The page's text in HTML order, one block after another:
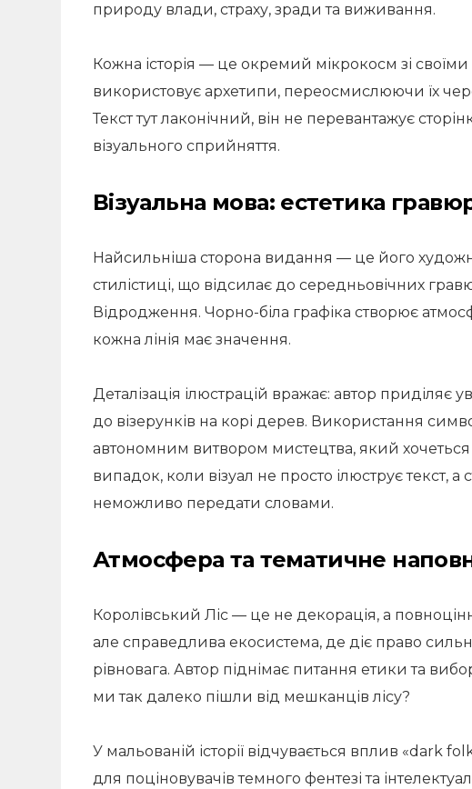
природу влади, страху, зради та виживання.
Кожна історія — це окремий мікрокосм зі
використовує архетипи, переосмислюючи їх
Текст тут лаконічний, він не перевантажує
візуального сприйняття.
Візуальна мова: естетика
Найсильніша сторона видання — це його
стилістиці, що відсилає до середньовічних
Відродження. Чорно-біла графіка створює
кожна лінія має значення.
Деталізація ілюстрацій вражає: автор приділяє
до візерунків на корі дерев. Використання
автономним витвором мистецтва, який хочеться
випадок, коли візуал не просто ілюструє текст, а
неможливо передати словами.
Атмосфера та тематичне
Королівський Ліс — це не декорація, а
але справедлива екосистема, де діє право
рівновага. Автор піднімає питання етики та
ми так далеко пішли від мешканців лісу?
У мальованій історії відчувається вплив «dark
для поціновувачів темного фентезі та